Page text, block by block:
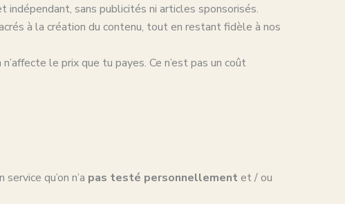
indépendant, sans publicités ni articles sponsorisés.
à la création du contenu, tout en restant fidèle à nos
n’affecte le prix que tu payes. Ce n’est pas un coût
qu’on n’a pas testé personnellement et / ou